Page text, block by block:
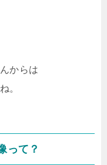
からは
。
って？